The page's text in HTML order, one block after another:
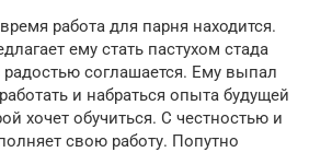
работа для парня находится.
ему стать пастухом стада
радостью соглашается. Ему выпал
и набраться опыта будущей
хочет обучиться. С честностью и
свою работу. Попутно